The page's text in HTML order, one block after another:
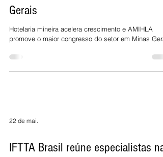
Gerais
Hotelaria mineira acelera crescimento e AMIHLA
promove o maior congresso do setor em Minas
22 de mai.
IFTTA Brasil reúne especialistas na